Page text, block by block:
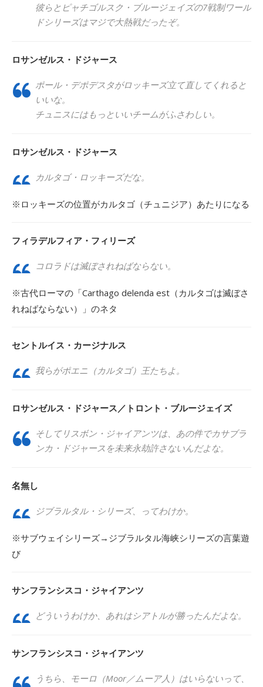
彼らとピャチゴルスク・ブルージェイズの7戦制ワール
ドシリーズはマジで大熱戦だったぞ。
ロサンゼルス・ドジャース
ポール・デポデスタがロッキーズ立て直してくれると
いいな。
チュニスにはもっといいチームがふさわしい。
ロサンゼルス・ドジャース
カルタゴ・ロッキーズだな。
※ロッキーズの位置がカルタゴ（チュニジア）あたりになる
フィラデルフィア・フィリーズ
コロラドは滅ぼされねばならない。
※古代ローマの「Carthago delenda est（カルタゴは滅ぼさ
れねばならない）」のネタ
セントルイス・カージナルス
我らがポエニ（カルタゴ）王たちよ。
ロサンゼルス・ドジャース／トロント・ブルージェイズ
そしてリスボン・ジャイアンツは、あの件でカサブラ
ンカ・ドジャースを未来永劫許さないんだよな。
名無し
ジブラルタル・シリーズ、ってわけか。
※サブウェイシリーズ→ジブラルタル海峡シリーズの言葉遊
び
サンフランシスコ・ジャイアンツ
どういうわけか、あれはシアトルが勝ったんだよな。
サンフランシスコ・ジャイアンツ
うちら、モーロ（Moor／ムーア人）はいらないって、